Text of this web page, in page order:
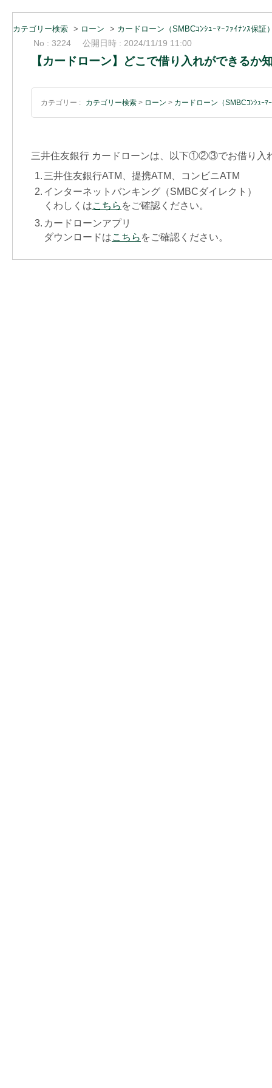
カテゴリー検索 > ローン > カードローン（SMBCｺﾝｼｭｰﾏｰﾌｧｲﾅﾝｽ保証
No : 3224 公開日時 : 2024/11/19 11:00
【カードローン】どこで借り入れができる
カテゴリー : カテゴリー検索 > ローン > カードローン（SMBCｺﾝｼｭｰﾏ
三井住友銀行 カードローンは、以下①②③でお借り入
1. 三井住友銀行ATM、提携ATM、コンビニATM
2. インターネットバンキング（SMBCダイレクト）
くわしくはこちら をご確認ください。
3. カードローンアプリ
ダウンロードはこちら をご確認ください。